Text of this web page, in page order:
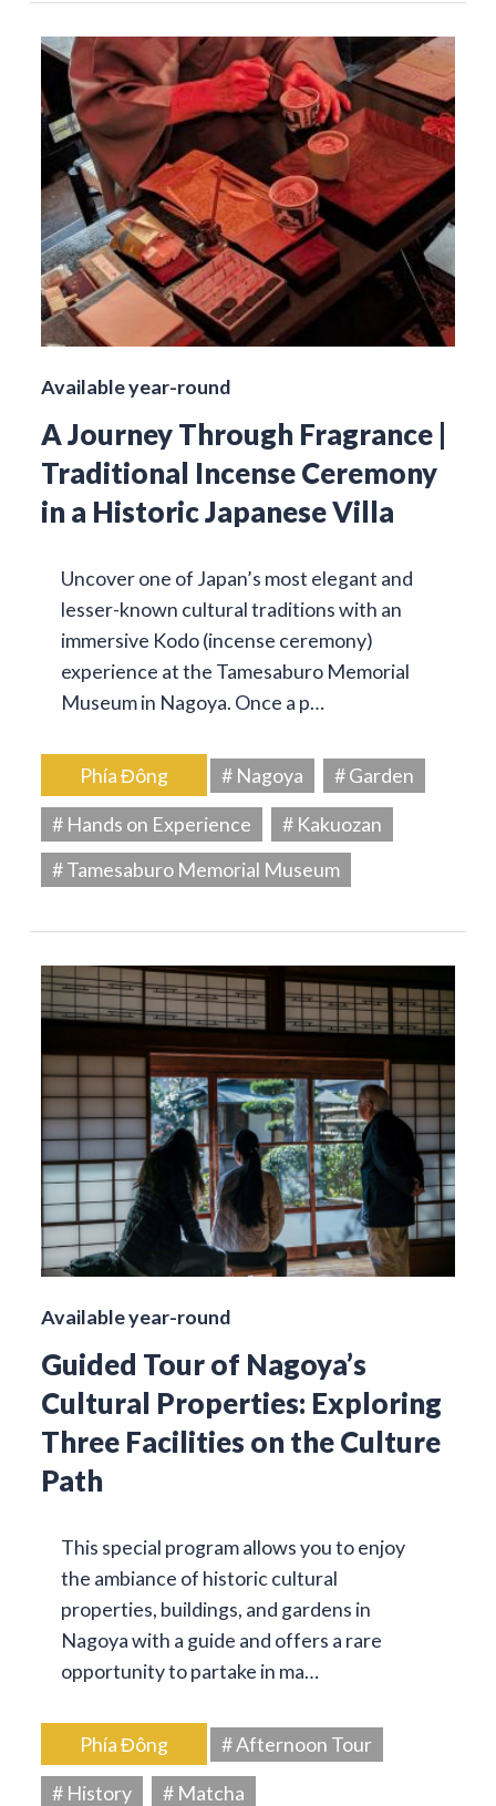
Available year-round
A Journey Through Fragrance |
Traditional Incense Ceremony
in a Historic Japanese Villa
Uncover one of Japan’s most elegant and
lesser-known cultural traditions with an
immersive Kodo (incense ceremony)
experience at the Tamesaburo Memorial
Museum in Nagoya. Once a p…
Phía Đông # Nagoya
# Garden
# Hands on Experience
# Kakuozan
# Tamesaburo Memorial Museum
Available year-round
Guided Tour of Nagoya’s
Cultural Properties: Exploring
Three Facilities on the Culture
Path
This special program allows you to enjoy
the ambiance of historic cultural
properties, buildings, and gardens in
Nagoya with a guide and offers a rare
opportunity to partake in ma…
Phía Đông
# Afternoon Tour
# History
# Matcha